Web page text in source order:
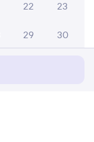
22 23
29 30